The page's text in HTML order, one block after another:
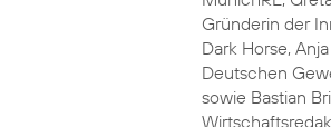
Gründerin der
Dark Horse,
Deutschen
sowie Bastian